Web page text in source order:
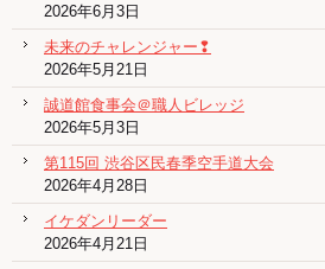
2026年6月3日
未来のチャレンジャー❢
2026年5月21日
誠道館食事会＠職人ビレッジ
2026年5月3日
第115回 渋谷区民春季空手道大会
2026年4月28日
イケダンリーダー
2026年4月21日